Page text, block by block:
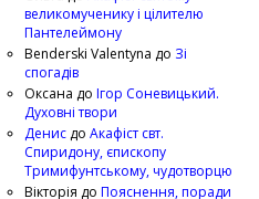
великомученику і цілителю
Пантелеймону
Benderski Valentyna до Зі
спогадів
Оксана до Ігор Соневицький.
Духовні твори
Денис до Акафіст свт.
Спиридону, єпископу
Тримифунтському, чудотворцю
Вікторія до Пояснення, поради